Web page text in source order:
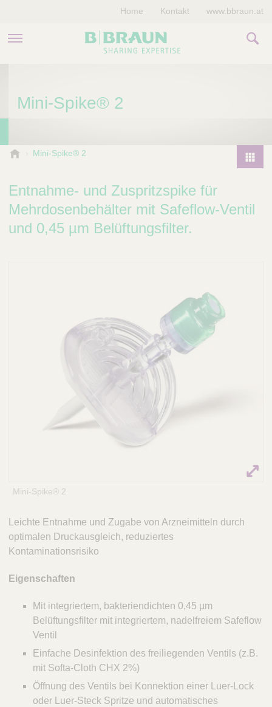
MAGAZIN
Home Kontakt www.bbraun.at
Mini-Spike® 2
P
d
r
u
n
Mini-Spike® 2
Entnahme- und Zuspritzspike für
Mehrdosenbehälter mit Safeflow-Ventil
und 0,45 µm Belüftungsfilter.
Mini-Spike® 2
Leichte Entnahme und Zugabe von Arzneimitteln durch
optimalen Druckausgleich, reduziertes
Kontaminationsrisiko
Eigenschaften
Mit integriertem, bakteriendichten 0,45 µm
Belüftungsfilter mit integriertem, nadelfreiem Safeflow
Ventil
Einfache Desinfektion des freiliegenden Ventils (z.B.
mit Softa-Cloth CHX 2%)
Öffnung des Ventils bei Konnektion einer Luer-Lock
oder Luer-Steck Spritze und automatisches